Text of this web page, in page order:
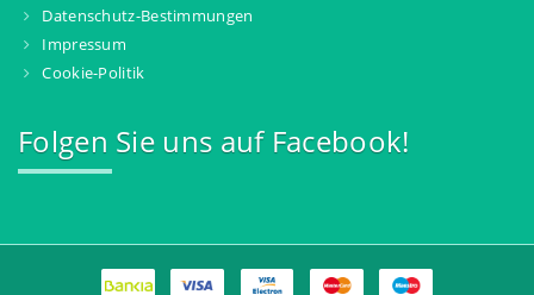
Datenschutz-Bestimmungen
Impressum
Cookie-Politik
Folgen Sie uns auf Facebook!